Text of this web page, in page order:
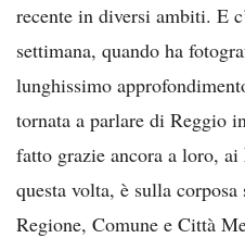
recente in diversi ambiti. E
settimana, quando ha
lunghissimo
tornata a parlare di Reggio
fatto grazie ancora a loro, ai
questa volta, è sulla
Regione, Comune e Città